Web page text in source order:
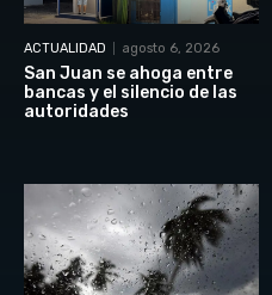
ACTUALIDAD agosto 6, 2026
San Juan se ahoga entre
bancas y el silencio de las
autoridades